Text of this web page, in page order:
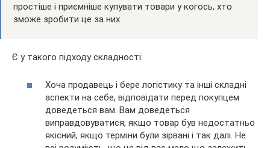
простіше і приємніше купувати товари у когось, хто
зможе зробити це за них.
Є у такого підходу складності:
Хоча продавець і бере логістику та інші складні
аспекти на себе, відповідати перед покупцем
доведеться вам. Вам доведеться
виправдовуватися, якщо товар був недостатньо
якісний, якщо терміни були зірвані і так далі. Не